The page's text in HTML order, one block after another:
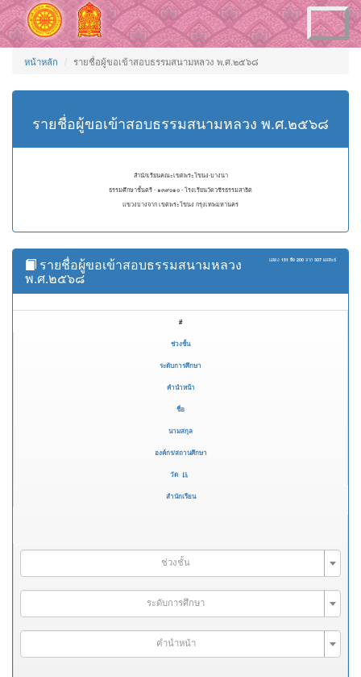
Toggle
navigation
หน้าหลัก รายชื่อผู้ขอเข้าสอบธรรมสนามหลวง พ.ศ.๒๕๖๘
รายชื่อผู้ขอเข้าสอบธรรมสนามหลวง พ.ศ.๒๕๖๘
สำนักเรียนคณะเขตพระโขนง-บางนา
ธรรมศึกษาชั้นตรี - ๑๓๙๐๑๐ - โรงเรียนวัดวชิรธรรมสาธิต
แขวงบางจาก เขตพระโขนง กรุงเทพมหานคร
แสดง 151 ถึง 200 จาก 307 ผลลัพธ์
รายชื่อผู้ขอเข้าสอบธรรมสนามหลวง
พ.ศ.๒๕๖๘
#
ช่วงชั้น
ระดับการศึกษา
คำนำหน้า
ชื่อ
นามสกุล
องค์กร/สถานศึกษา
วัด
สำนักเรียน
ช่วงชั้น
ระดับการศึกษา
คำนำหน้า